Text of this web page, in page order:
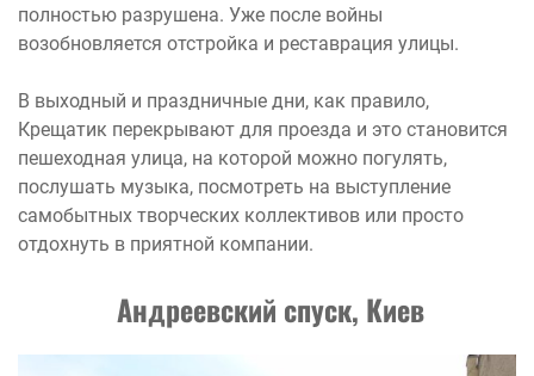
полностью разрушена. Уже после войны
возобновляется отстройка и реставрация улицы.
В выходный и праздничные дни, как правило,
Крещатик перекрывают для проезда и это становится
пешеходная улица, на которой можно погулять,
послушать музыка, посмотреть на выступление
самобытных творческих коллективов или просто
отдохнуть в приятной компании.
Андреевский спуск, Киев